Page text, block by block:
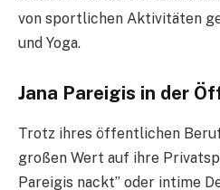
von sportlichen Aktivitäten
und Yoga.
Jana Pareigis in der
Trotz ihres öffentlichen
großen Wert auf ihre
Pareigis nackt” oder intime